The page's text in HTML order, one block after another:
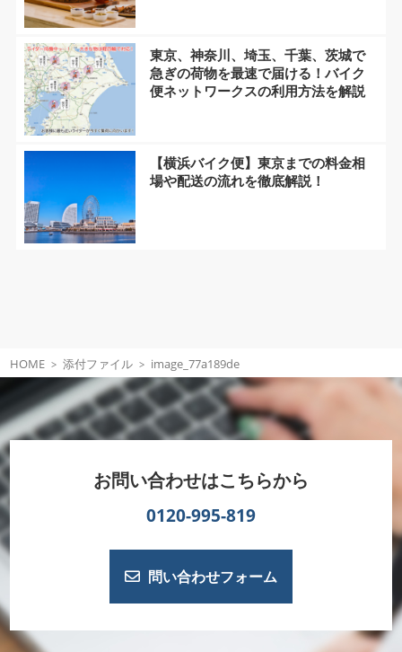
東京、神奈川、埼玉、千葉、茨城で
急ぎの荷物を最速で届ける！バイク
便ネットワークスの利用方法を解説
【横浜バイク便】東京までの料金相
場や配送の流れを徹底解説！
HOME 添付ファイル image_77a189de
お問い合わせはこちらから
0120-995-819
問い合わせフォーム